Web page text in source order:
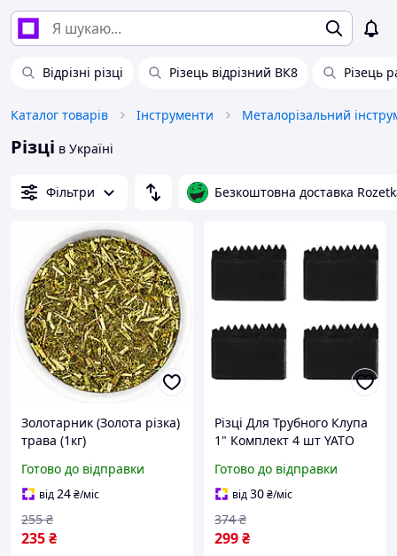
Відрізні різці Різець відрізний ВК8 Різець
Каталог товарів Інструменти Металорізальний
Різці в Україні
Фільтри Безкоштовна доставка
Золотарник (Золота різка)
трава (1кг)
Готово до відправки
від24₴/міс
235₴
255 ₴
Різці Для Трубного Клупа
1" Комплект 4 шт YATO
Готово до відправки
від30₴/міс
299₴
374 ₴